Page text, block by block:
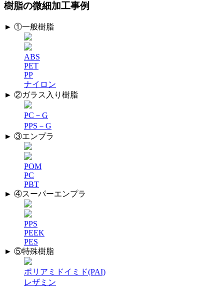
樹脂の微細加工事例
► ①一般樹脂
ABS
PET
PP
ナイロン
► ②ガラス入り樹脂
PC－G
PPS－G
► ③エンプラ
POM
PC
PBT
► ④スーパーエンプラ
PPS
PEEK
PES
► ⑤特殊樹脂
ポリアミドイミド(PAI)
レザミン